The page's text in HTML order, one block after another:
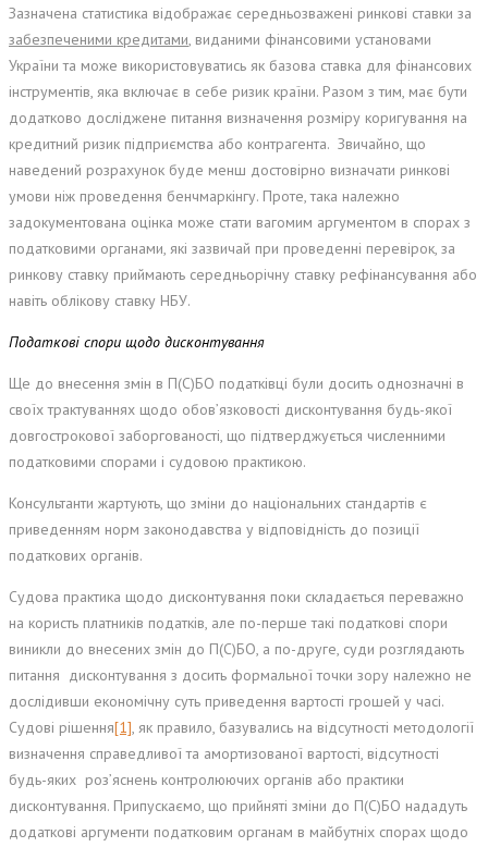
Зазначена статистика відображає середньозважені ринкові ставки за
забезпеченими кредитами, виданими фінансовими установами
України та може використовуватись як базова ставка для фінансових
інструментів, яка включає в себе ризик країни. Разом з тим, має бути
додатково досліджене питання визначення розміру коригування на
кредитний ризик підприємства або контрагента. Звичайно, що
наведений розрахунок буде менш достовірно визначати ринкові
умови ніж проведення бенчмаркінгу. Проте, така належно
задокументована оцінка може стати вагомим аргументом в спорах з
податковими органами, які зазвичай при проведенні перевірок, за
ринкову ставку приймають середньорічну ставку рефінансування або
навіть облікову ставку НБУ.
Податкові спори щодо дисконтування
Ще до внесення змін в П(С)БО податківці були досить однозначні в
своїх трактуваннях щодо обов’язковості дисконтування будь-якої
довгострокової заборгованості, що підтверджується численними
податковими спорами і судовою практикою.
Консультанти жартують, що зміни до національних стандартів є
приведенням норм законодавства у відповідність до позиції
податкових органів.
Судова практика щодо дисконтування поки складається переважно
на користь платників податків, але по-перше такі податкові спори
виникли до внесених змін до П(С)БО, а по-друге, суди розглядають
питання дисконтування з досить формальної точки зору належно не
дослідивши економічну суть приведення вартості грошей у часі.
Судові рішення[1], як правило, базувались на відсутності методології
визначення справедливої та амортизованої вартості, відсутності
будь-яких роз’яснень контролюючих органів або практики
дисконтування. Припускаємо, що прийняті зміни до П(С)БО нададуть
додаткові аргументи податковим органам в майбутніх спорах щодо